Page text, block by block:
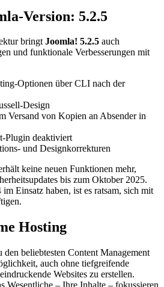
Version: 5.2.5
bringtJoomla! 5.2.5 auch
und funktionale Verbesserungen mit
Optionen über CLI nach der
Design
Versand von Kopien an Absender in
Plugin deaktiviert
und Designkorrekturen
keine neuen Funktionen mehr,
bis zum Oktober 2025.
Einsatz haben, ist es ratsam, sich mit
Hosting
beliebtesten Content Management
auch ohne tiefgreifende
Websites zu erstellen.